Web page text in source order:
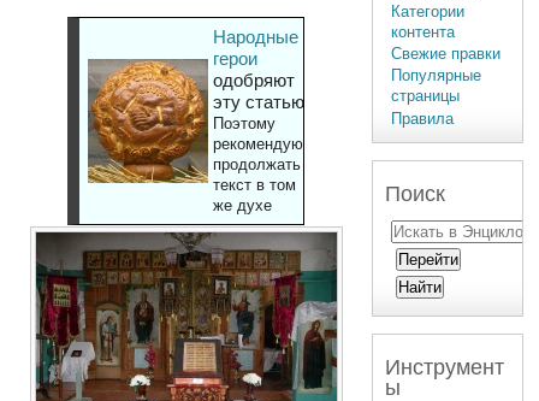
Народные
герои
одобряют
эту статью
Поэтому
рекомендуют
продолжать
текст в том
же духе
Категории
контента
Свежие правки
Популярные
страницы
Правила
Поиск
Инструмент
ы